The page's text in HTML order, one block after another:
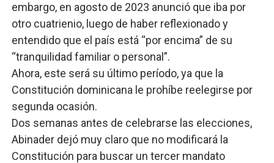
embargo, en agosto de 2023 anunció que iba por
otro cuatrienio, luego de haber reflexionado y
entendido que el país está “por encima” de su
“tranquilidad familiar o personal”.
Ahora, este será su último período, ya que la
Constitución dominicana le prohíbe reelegirse por
segunda ocasión.
Dos semanas antes de celebrarse las elecciones,
Abinader dejó muy claro que no modificará la
Constitución para buscar un tercer mandato